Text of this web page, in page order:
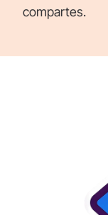
compartes.